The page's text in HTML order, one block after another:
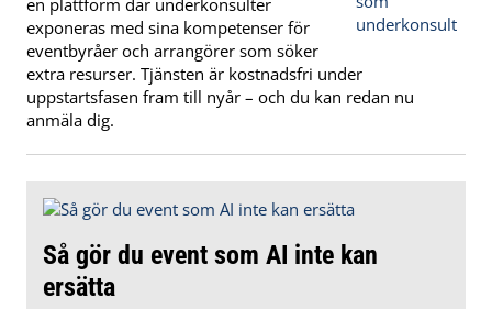
en plattform där underkonsulter
exponeras med sina kompetenser för
eventbyråer och arrangörer som söker
extra resurser. Tjänsten är kostnadsfri under
uppstartsfasen fram till nyår – och du kan redan nu
anmäla dig.
Så gör du event som AI inte kan
ersätta